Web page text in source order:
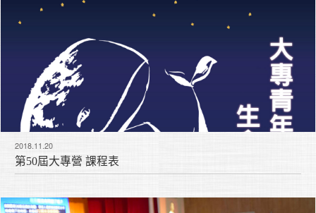
2018.11.20
第50屆大專營 課程表